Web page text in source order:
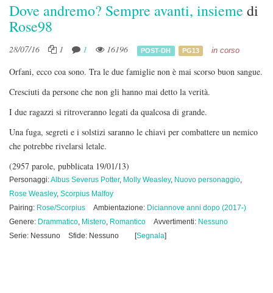
Dove andremo? Sempre avanti, insieme di
Rose98
28/07/16 1 1 16196 POST-DH PG13 in corso
Orfani, ecco coa sono. Tra le due famiglie non è mai scorso buon sangue.
Cresciuti da persone che non gli hanno mai detto la verità.
I due ragazzi si ritroveranno legati da qualcosa di grande.
Una fuga, segreti e i solstizi saranno le chiavi per combattere un nemico
che potrebbe rivelarsi letale.
(2957 parole, pubblicata 19/01/13)
Personaggi:Albus Severus Potter, Molly Weasley, Nuovo personaggio,
Rose Weasley, Scorpius Malfoy
Pairing: Rose/Scorpius Ambientazione: Diciannove anni dopo (2017-)
Genere: Drammatico, Mistero, Romantico Avvertimenti: Nessuno
Serie: Nessuno
Sfide: Nessuno [Segnala]